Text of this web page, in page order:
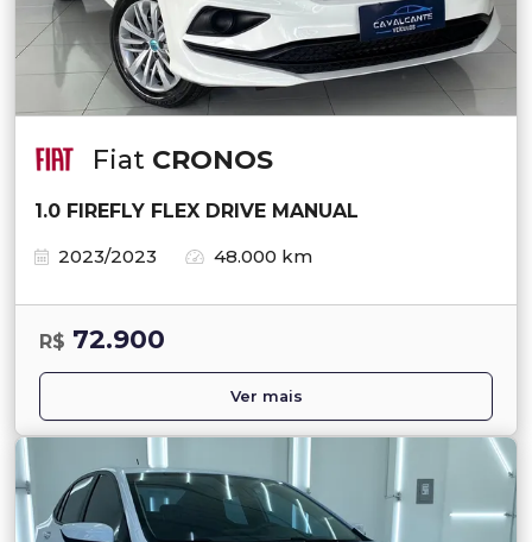
Fiat CRONOS
1.0 FIREFLY FLEX DRIVE MANUAL
2023/2023
48.000 km
R$ 72.900
Ver mais